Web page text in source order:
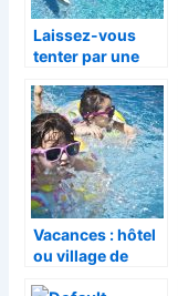
Laissez-vous
tenter par une
les îles
Vacances : hôtel
ou village de